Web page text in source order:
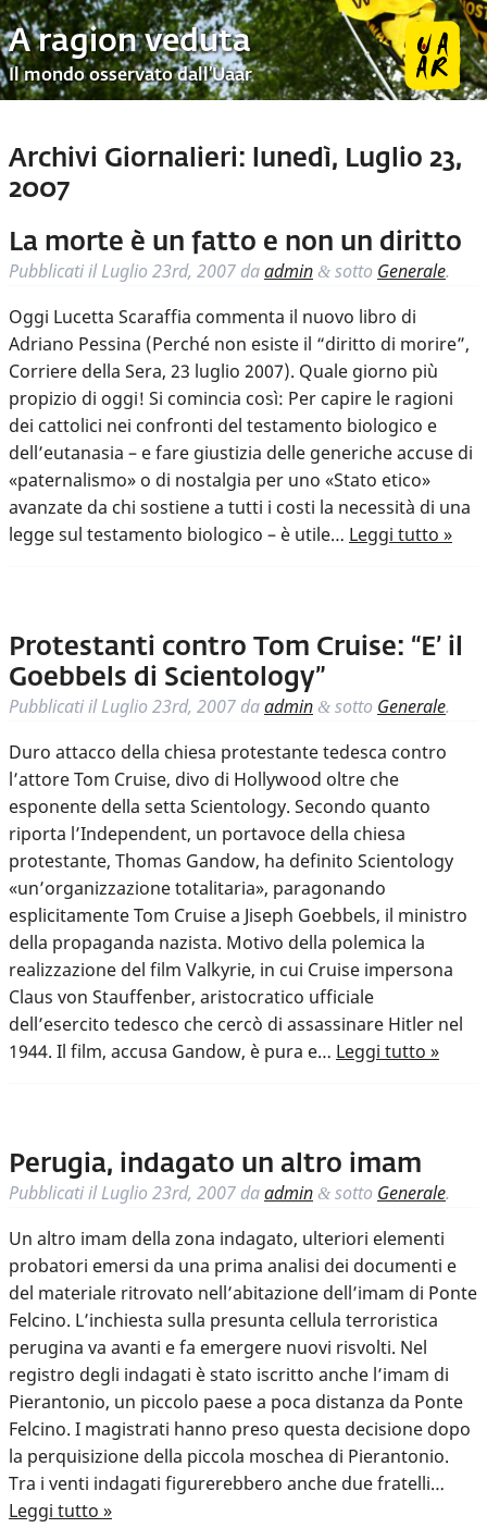
A ragion veduta
Il mondo osservato dall’Uaar
Archivi Giornalieri: lunedì, Luglio 23,
2007
La morte è un fatto e non un diritto
Pubblicati ilLuglio 23rd, 2007 daadmin & sotto Generale.
Oggi Lucetta Scaraffia commenta il nuovo libro di
Adriano Pessina (Perché non esiste il “diritto di morire”,
Corriere della Sera, 23 luglio 2007). Quale giorno più
propizio di oggi! Si comincia così: Per capire le ragioni
dei cattolici nei confronti del testamento biologico e
dell’eutanasia – e fare giustizia delle generiche accuse di
«paternalismo» o di nostalgia per uno «Stato etico»
avanzate da chi sostiene a tutti i costi la necessità di una
legge sul testamento biologico – è utile… Leggi tutto »
Protestanti contro Tom Cruise: “E’ il
Goebbels di Scientology”
Pubblicati ilLuglio 23rd, 2007 daadmin & sotto Generale.
Duro attacco della chiesa protestante tedesca contro
l’attore Tom Cruise, divo di Hollywood oltre che
esponente della setta Scientology. Secondo quanto
riporta l’Independent, un portavoce della chiesa
protestante, Thomas Gandow, ha definito Scientology
«un’organizzazione totalitaria», paragonando
esplicitamente Tom Cruise a Jiseph Goebbels, il ministro
della propaganda nazista. Motivo della polemica la
realizzazione del film Valkyrie, in cui Cruise impersona
Claus von Stauffenber, aristocratico ufficiale
dell’esercito tedesco che cercò di assassinare Hitler nel
1944. Il film, accusa Gandow, è pura e… Leggi tutto »
Perugia, indagato un altro imam
Pubblicati ilLuglio 23rd, 2007 daadmin & sotto Generale.
Un altro imam della zona indagato, ulteriori elementi
probatori emersi da una prima analisi dei documenti e
del materiale ritrovato nell’abitazione dell’imam di Ponte
Felcino. L’inchiesta sulla presunta cellula terroristica
perugina va avanti e fa emergere nuovi risvolti. Nel
registro degli indagati è stato iscritto anche l’imam di
Pierantonio, un piccolo paese a poca distanza da Ponte
Felcino. I magistrati hanno preso questa decisione dopo
la perquisizione della piccola moschea di Pierantonio.
Tra i venti indagati figurerebbero anche due fratelli…
Leggi tutto »